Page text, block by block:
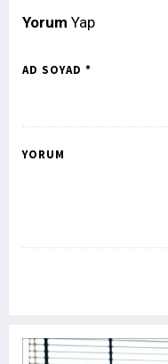
Yorum Yap
AD SOYAD *
YORUM